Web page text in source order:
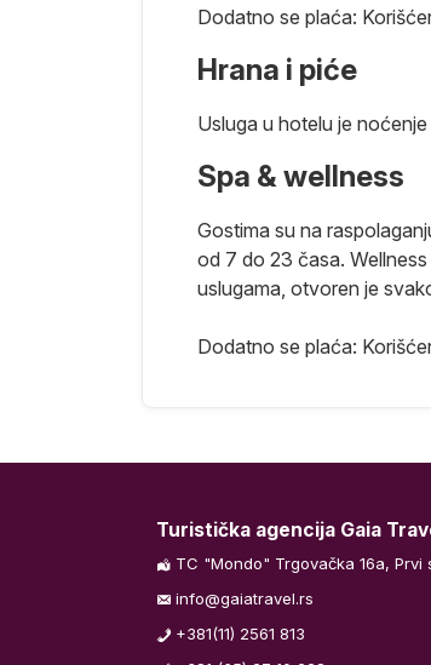
Dodatno se plaća:
Hrana i piće
Usluga u hotelu je
Spa & wellness
Gostima su na
od 7 do 23 časa.
uslugama, otvoren je
Dodatno se plaća:
Turistička agencija Gaia
TC "Mondo" Trgovačka 16a, Prvi
info@gaiatravel.rs
+381(11) 2561 813